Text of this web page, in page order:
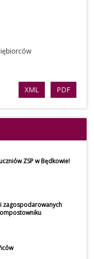
PDF
XML
ZSP w Będkowie!
zagospodarowanych
roku
mieszkańcy
obowiązek
wymaganego